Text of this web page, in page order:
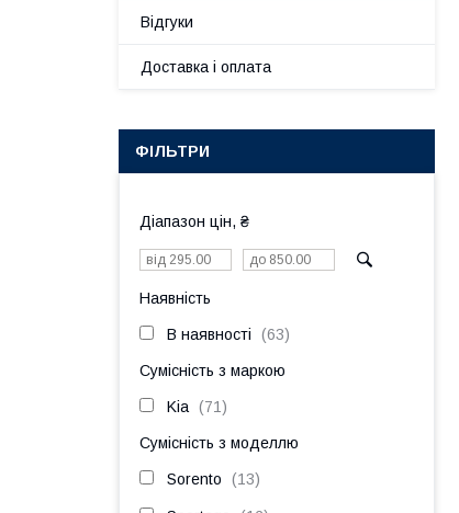
Відгуки
Доставка і оплата
ФІЛЬТРИ
Діапазон цін, ₴
Наявність
В наявності 63
Сумісність з маркою
Kia 71
Сумісність з моделлю
Sorento 13